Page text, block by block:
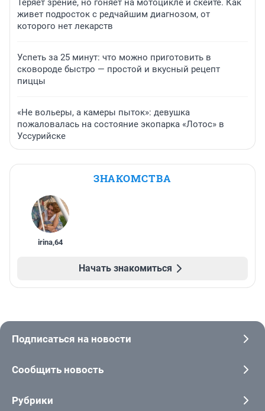
живет подросток с редчайшим диагнозом, от
которого нет лекарств
Успеть за 25 минут: что можно приготовить в
сковороде быстро — простой и вкусный рецепт
пиццы
«Не вольеры, а камеры пыток»: девушка
пожаловалась на состояние экопарка «Лотос» в
Уссурийске
ЗНАКОМСТВА
irina,64
Начать знакомиться
Подписаться на новости
Сообщить новость
Рубрики